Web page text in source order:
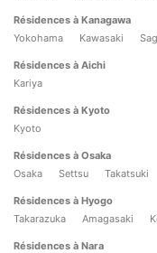
Résidences à Kanagawa
Yokohama
Kawasaki
Résidences à Aichi
Kariya
Résidences à Kyoto
Kyoto
Résidences à Osaka
Osaka
Settsu Takatsuki
Résidences à Hyogo
Takarazuka
Amagasaki
Résidences à Nara